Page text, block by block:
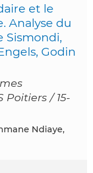
et le
Analyse du
Sismondi,
Godin
Poitiers / 15-
Ndiaye,